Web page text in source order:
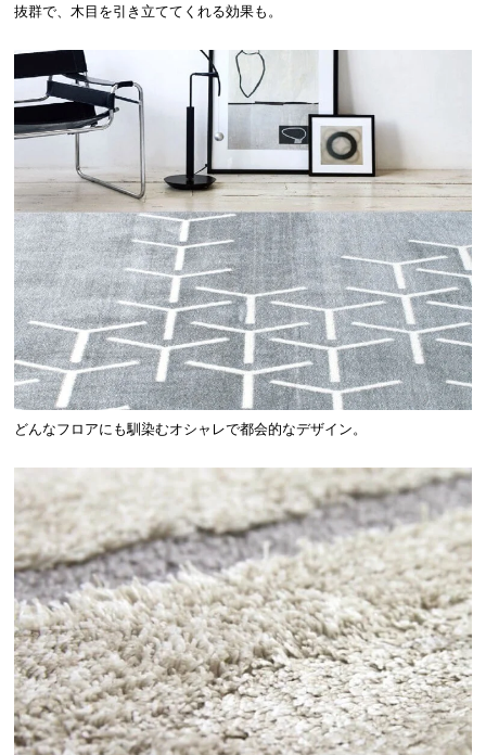
抜群で、木目を引き立ててくれる効果も。
どんなフロアにも馴染むオシャレで都会的なデザイン。